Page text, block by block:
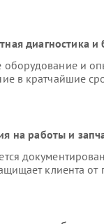
диагностика
и
в кратчайшие
на работы и
клиента